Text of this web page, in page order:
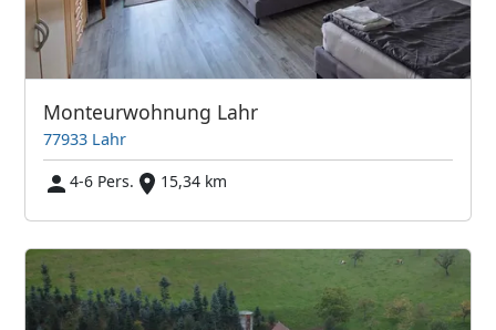
Monteurwohnung Lahr
77933 Lahr
4-6 Pers.
15,34 km